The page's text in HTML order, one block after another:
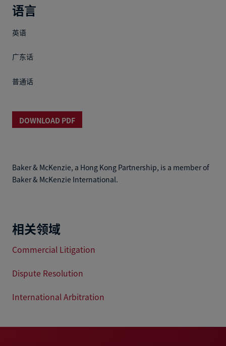
语言
英语
广东话
普通话
DOWNLOAD PDF
Baker & McKenzie, a Hong Kong Partnership, is a member of
Baker & McKenzie International.
相关领域
Commercial Litigation
Dispute Resolution
International Arbitration